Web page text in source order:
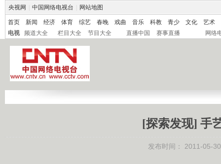
央视网 中国网络电视台 网站地图
首页 新闻 经济 体育 综艺 春晚 戏曲 音乐 科教 青少 文化
艺术
电视
频道大全 栏目大全 节目大全 直播中国 赛事直播 网络
[探索发现] 手
发布时间： 2011-05-